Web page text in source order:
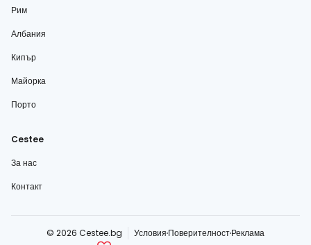
Рим
Албания
Кипър
Майорка
Порто
Cestee
За нас
Контакт
© 2026 Cestee.bg Условия ПоверителностРеклама